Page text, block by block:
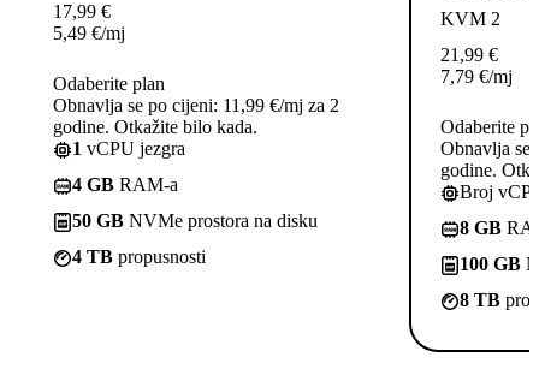
17,99 €
5,49 €/mj
Odaberite plan
Obnavlja se po cijeni: 11,99 €/mj za 2
godine. Otkažite bilo kada.
1 vCPU jezgra
4 GB RAM-a
50 GB NVMe prostora na disku
4 TB propusnosti
KVM 2
21,99 €
7,79 €/mj
Odaberite
Obnavlja se
godine.
Broj
8 GB
100 GB
8 TB